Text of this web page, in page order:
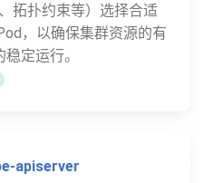
拓扑约束等）选择合适
，以确保集群资源的有
定运行。
apiserver